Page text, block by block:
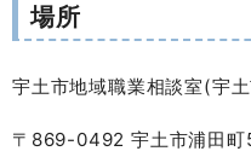
場所
宇土市地域職業相談室(宇
〒869-0492 宇土市浦田町